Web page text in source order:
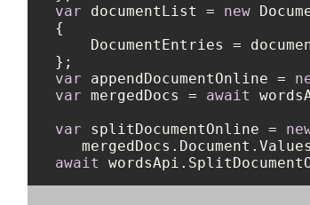
var documentList = new
{
DocumentEntries =
var appendDocumentOnline =
var mergedDocs = await
var splitDocumentOnline =
await